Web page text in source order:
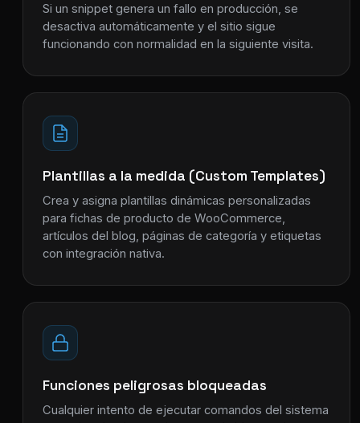
Si un snippet genera un fallo en producción, se
desactiva automáticamente y el sitio sigue
funcionando con normalidad en la siguiente visita.
Plantillas a la medida (Custom Templates)
Crea y asigna plantillas dinámicas personalizadas
para fichas de producto de WooCommerce,
artículos del blog, páginas de categoría y etiquetas
con integración nativa.
Funciones peligrosas bloqueadas
Cualquier intento de ejecutar comandos del sistema